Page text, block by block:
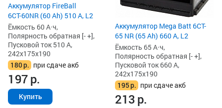
Аккумулятор FireBall
6СТ-60NR (60 Ah) 510 А, L2
Ёмкость 60 А·ч,
Полярность обратная [- +],
Пусковой ток 510 А,
242x175x190
180р. при сдаче акб
197р.
Купить
Аккумулятор Mega Batt 6CT-
65 NR (65 Ah) 660 А, L2
Ёмкость 65 А·ч,
Полярность обратная [- +],
Пусковой ток 660 А,
242x175x190
195р. при сдаче акб
213р.